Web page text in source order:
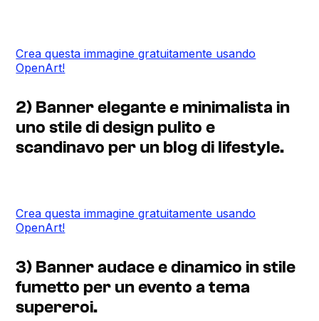
Crea questa immagine gratuitamente usando
OpenArt!
2) Banner elegante e minimalista in
uno stile di design pulito e
scandinavo per un blog di lifestyle.
Crea questa immagine gratuitamente usando
OpenArt!
3) Banner audace e dinamico in stile
fumetto per un evento a tema
supereroi.